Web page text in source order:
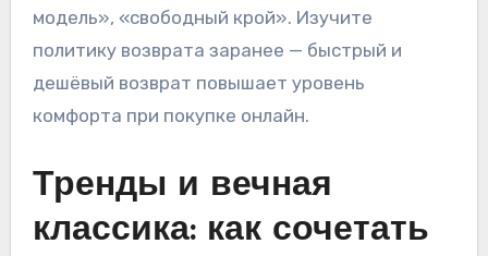
модель», «свободный крой». Изучите
политику возврата заранее — быстрый и
дешёвый возврат повышает уровень
комфорта при покупке онлайн.
Тренды и вечная
классика: как сочетать